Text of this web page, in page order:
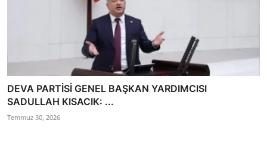
DEVA PARTİSİ GENEL BAŞKAN YARDIMCISI
SADULLAH KISACIK: ...
Temmuz 30, 2026